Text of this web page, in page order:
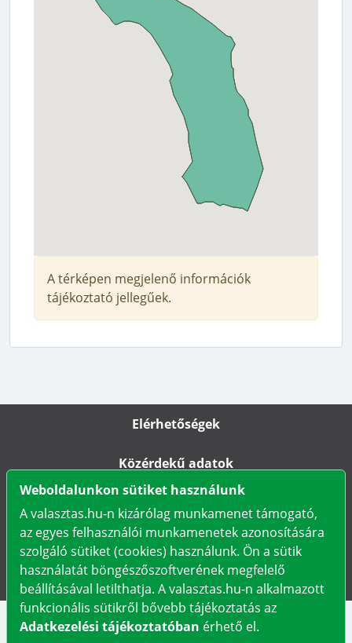
A térképen megjelenő információk
tájékoztató jellegűek.
Elérhetőségek
Közérdekű adatok
Karrier
Adatkezelési tájékoztató
Weboldalunkon sütiket használunk
A valasztas.hu-n kizárólag munkamenet támogató,
az egyes felhasználói munkamenetek azonosítására
szolgáló sütiket (cookies) használunk. Ön a sütik
használatát böngészőszoftverének megfelelő
beállításával letilthatja. A valasztas.hu-n alkalmazott
funkcionális sütikről bővebb tájékoztatás az
Adatkezelési tájékoztatóban érhető el.